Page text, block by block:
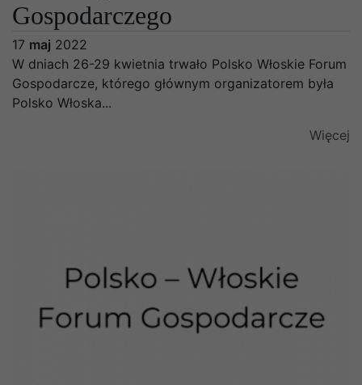
Gospodarczego
17 maj 2022
W dniach 26-29 kwietnia trwało Polsko Włoskie Forum
Gospodarcze, którego głównym organizatorem była
Polsko Włoska...
Więcej